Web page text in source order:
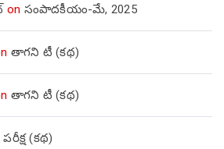
on సంపాదకీయం-మే, 2025
తాగని టీ (కథ)
తాగని టీ (కథ)
(క‌థ‌)